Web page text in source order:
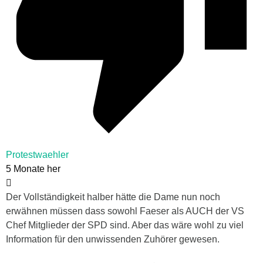
Protestwaehler
5 Monate her
Der Vollständigkeit halber hätte die Dame nun noch
erwähnen müssen dass sowohl Faeser als AUCH der VS
Chef Mitglieder der SPD sind. Aber das wäre wohl zu viel
Information für den unwissenden Zuhörer gewesen.